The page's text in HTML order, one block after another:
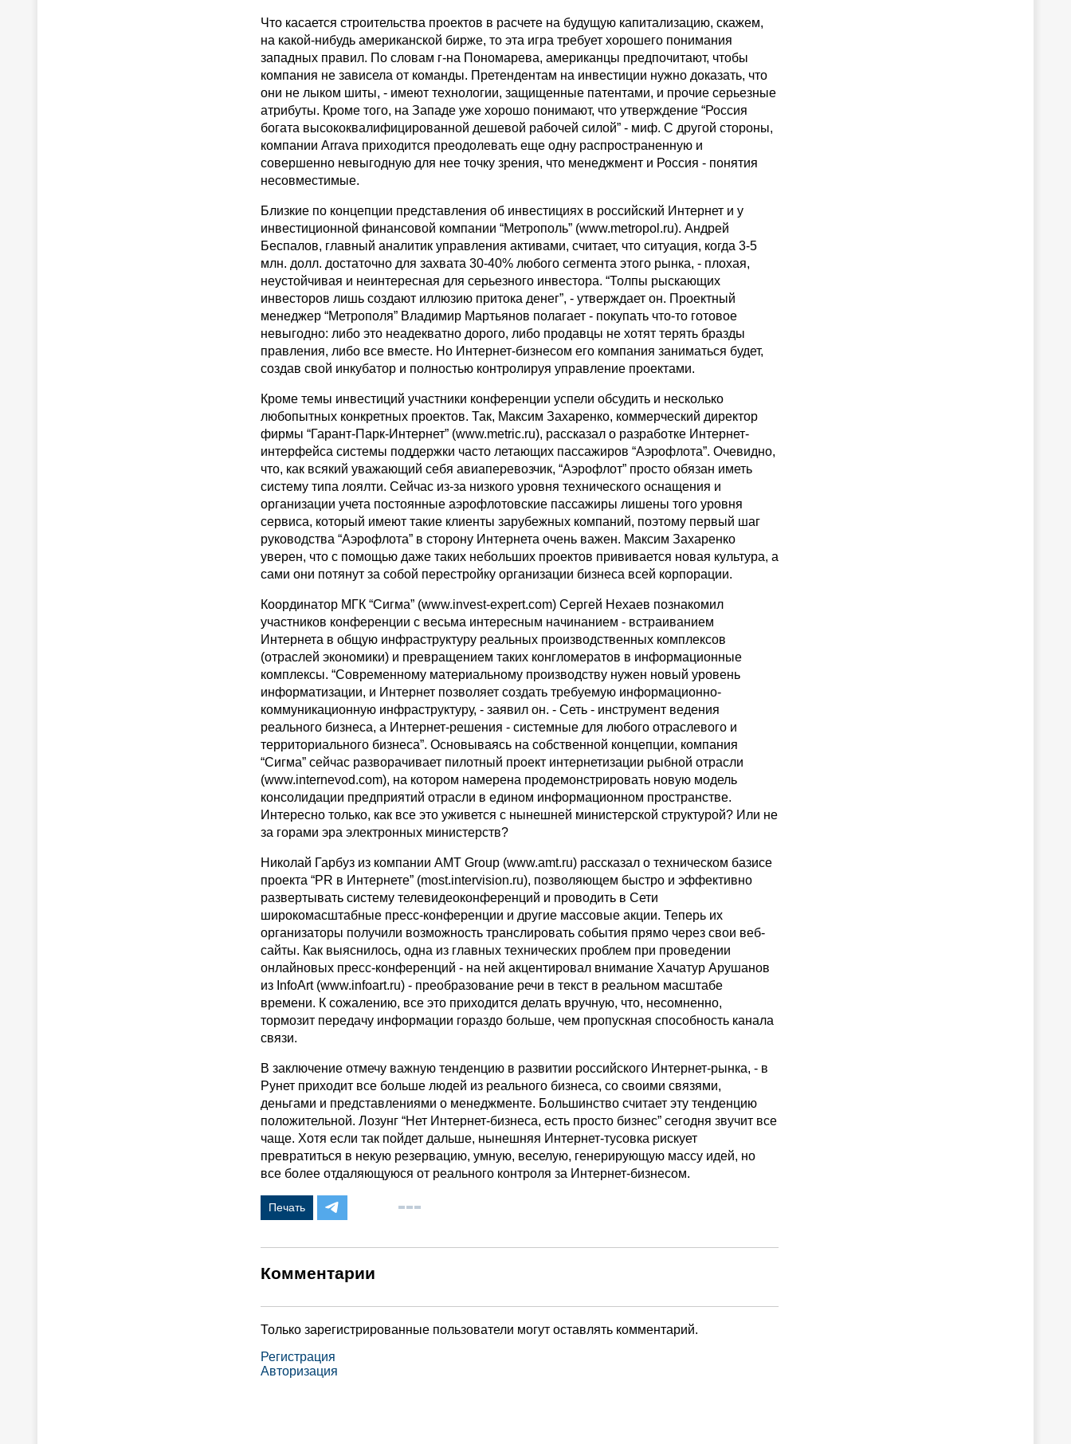
Что касается строительства проектов в расчете на будущую капитализацию, скажем,
на какой-нибудь американской бирже, то эта игра требует хорошего понимания
западных правил. По словам г-на Пономарева, американцы предпочитают, чтобы
компания не зависела от команды. Претендентам на инвестиции нужно доказать, что
они не лыком шиты, - имеют технологии, защищенные патентами, и прочие серьезные
атрибуты. Кроме того, на Западе уже хорошо понимают, что утверждение “Россия
богата высококвалифицированной дешевой рабочей силой” - миф. С другой стороны,
компании Arrava приходится преодолевать еще одну распространенную и
совершенно невыгодную для нее точку зрения, что менеджмент и Россия - понятия
несовместимые.
Близкие по концепции представления об инвестициях в российский Интернет и у
инвестиционной финансовой компании “Метрополь” (www.metropol.ru). Андрей
Беспалов, главный аналитик управления активами, считает, что ситуация, когда 3-5
млн. долл. достаточно для захвата 30-40% любого сегмента этого рынка, - плохая,
неустойчивая и неинтересная для серьезного инвестора. “Толпы рыскающих
инвесторов лишь создают иллюзию притока денег”, - утверждает он. Проектный
менеджер “Метрополя” Владимир Мартьянов полагает - покупать что-то готовое
невыгодно: либо это неадекватно дорого, либо продавцы не хотят терять бразды
правления, либо все вместе. Но Интернет-бизнесом его компания заниматься будет,
создав свой инкубатор и полностью контролируя управление проектами.
Кроме темы инвестиций участники конференции успели обсудить и несколько
любопытных конкретных проектов. Так, Максим Захаренко, коммерческий директор
фирмы “Гарант-Парк-Интернет” (www.metric.ru), рассказал о разработке Интернет-
интерфейса системы поддержки часто летающих пассажиров “Аэрофлота”. Очевидно,
что, как всякий уважающий себя авиаперевозчик, “Аэрофлот” просто обязан иметь
систему типа лоялти. Сейчас из-за низкого уровня технического оснащения и
организации учета постоянные аэрофлотовские пассажиры лишены того уровня
сервиса, который имеют такие клиенты зарубежных компаний, поэтому первый шаг
руководства “Аэрофлота” в сторону Интернета очень важен. Максим Захаренко
уверен, что с помощью даже таких небольших проектов прививается новая культура, а
сами они потянут за собой перестройку организации бизнеса всей корпорации.
Координатор МГК “Сигма” (www.invest-expert.com) Сергей Нехаев познакомил
участников конференции с весьма интересным начинанием - встраиванием
Интернета в общую инфраструктуру реальных производственных комплексов
(отраслей экономики) и превращением таких конгломератов в информационные
комплексы. “Современному материальному производству нужен новый уровень
информатизации, и Интернет позволяет создать требуемую информационно-
коммуникационную инфраструктуру, - заявил он. - Сеть - инструмент ведения
реального бизнеса, а Интернет-решения - системные для любого отраслевого и
территориального бизнеса”. Основываясь на собственной концепции, компания
“Сигма” сейчас разворачивает пилотный проект интернетизации рыбной отрасли
(www.internevod.com), на котором намерена продемонстрировать новую модель
консолидации предприятий отрасли в едином информационном пространстве.
Интересно только, как все это уживется с нынешней министерской структурой? Или не
за горами эра электронных министерств?
Николай Гарбуз из компании AMT Group (www.amt.ru) рассказал о техническом базисе
проекта “PR в Интернете” (most.intervision.ru), позволяющем быстро и эффективно
развертывать систему телевидеоконференций и проводить в Сети
широкомасштабные пресс-конференции и другие массовые акции. Теперь их
организаторы получили возможность транслировать события прямо через свои веб-
сайты. Как выяснилось, одна из главных технических проблем при проведении
онлайновых пресс-конференций - на ней акцентировал внимание Хачатур Арушанов
из InfoArt (www.infoart.ru) - преобразование речи в текст в реальном масштабе
времени. К сожалению, все это приходится делать вручную, что, несомненно,
тормозит передачу информации гораздо больше, чем пропускная способность канала
связи.
В заключение отмечу важную тенденцию в развитии российского Интернет-рынка, - в
Рунет приходит все больше людей из реального бизнеса, со своими связями,
деньгами и представлениями о менеджменте. Большинство считает эту тенденцию
положительной. Лозунг “Нет Интернет-бизнеса, есть просто бизнес” сегодня звучит все
чаще. Хотя если так пойдет дальше, нынешняя Интернет-тусовка рискует
превратиться в некую резервацию, умную, веселую, генерирующую массу идей, но
все более отдаляющуюся от реального контроля за Интернет-бизнесом.
Печать
Комментарии
Только зарегистрированные пользователи могут оставлять комментарий.
Регистрация
Авторизация